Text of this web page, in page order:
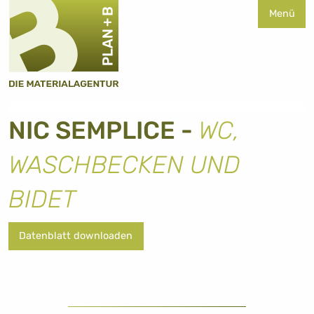
Menü
NIC SEMPLICE - WC,
WASCHBECKEN UND
BIDET
Datenblatt downloaden